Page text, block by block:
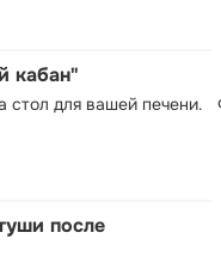
кабан"
стол для вашей печени.
после